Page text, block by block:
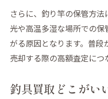
釣り具を高値で
さらに、釣り竿の保管方
光や高温多湿な場所での
がる原因となります。普
売却する際の高額査定につ
釣具買取どこがい